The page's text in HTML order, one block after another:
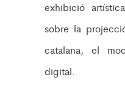
exhibició
sobre la
catalana, el
digital.